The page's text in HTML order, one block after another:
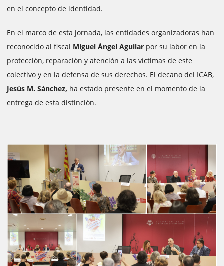
en el concepto de identidad.
En el marco de esta jornada, las entidades organizadoras han
reconocido al fiscal Miguel Ángel Aguilar por su labor en la
protección, reparación y atención a las víctimas de este
colectivo y en la defensa de sus derechos. El decano del ICAB,
Jesús M. Sánchez, ha estado presente en el momento de la
entrega de esta distinción.